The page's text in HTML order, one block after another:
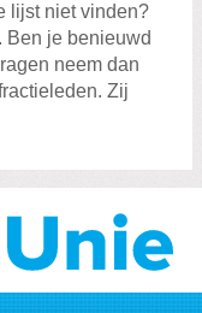
lijst niet vinden?
. Ben je benieuwd
neem dan
Zij